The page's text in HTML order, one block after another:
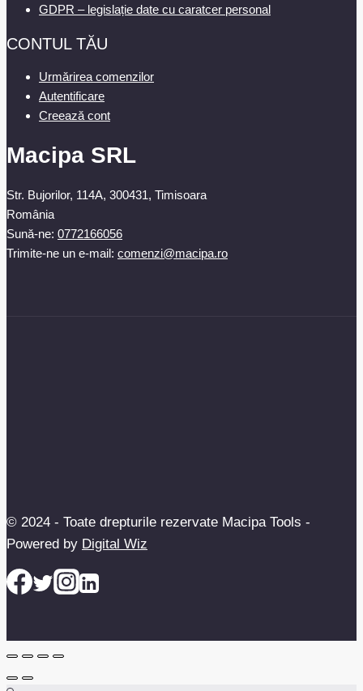
GDPR – legislație date cu caratcer personal
CONTUL TĂU
Urmărirea comenzilor
Autentificare
Creează cont
Macipa SRL
Str. Bujorilor, 114A, 300431, Timisoara
România
Sună-ne: 0772166056
Trimite-ne un e-mail: comenzi@macipa.ro
© 2024 - Toate drepturile rezervate Macipa Tools -
Powered by Digital Wiz